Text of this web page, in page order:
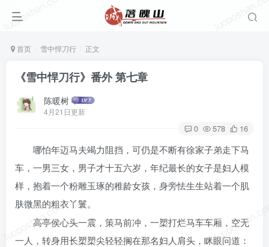
首页 雪中悍刀行 正文
《雪中悍刀行》番外 第七章
陈暖树
4月21日更新
0 578 16
luoposhan.com
luoposhan.com
哪怕年迈马夫竭力阻挡，可仍是不断有徐家子弟走下马
车，一男三女，男子才十五六岁，年纪最长的女子是妇人模
样，抱着一个粉雕玉琢的稚龄女孩，身旁怯生生站着一个肌
肤微黑的粗衣丫鬟。
高亭侯心头一震，策马前冲，一槊打烂马车车厢，空无
一人，转身用长槊槊尖轻轻搁在那名妇人肩头，眯眼问道：